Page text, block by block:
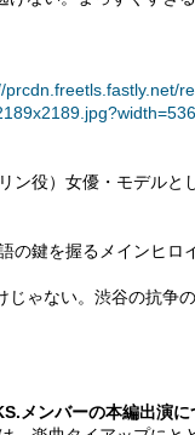
prcdn.freetls.fastly.net/
ン役）女優・モデルと
の鍵を握るメインヒロ
じゃない。渋谷の抗争
メンバーの本編出演に